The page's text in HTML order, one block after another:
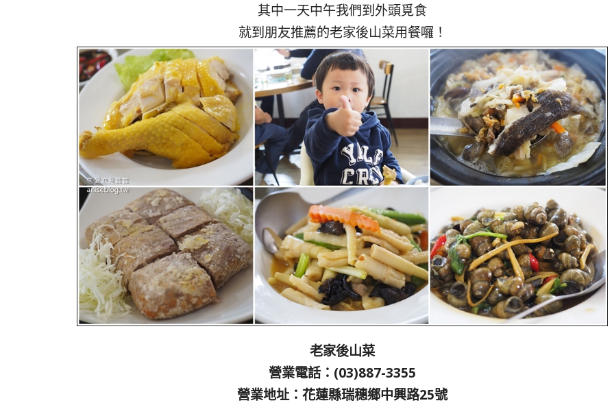
其中一天中午我們到外頭覓食
就到朋友推薦的老家後山菜用餐囉！
老家後山菜
營業電話：(03)887-3355
營業地址：花蓮縣瑞穗鄉中興路25號